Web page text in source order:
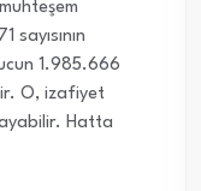
1.985.666
O, izafiyet
Hatta